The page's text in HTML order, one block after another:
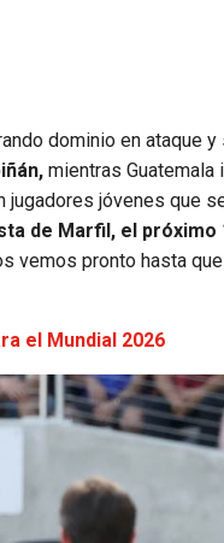
dominio en ataque
mientras Guatemala
jóvenes que
de Marfil, el próximo
vemos pronto hasta
el Mundial 2026